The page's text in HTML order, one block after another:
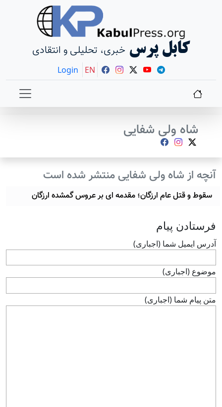
کابل پرس خبری، تحلیلی و انتقادی
Login EN
شاه ولی شفایی
آنچه از شاه ولی شفایی منتشر شده است
سقوط و قتل‌ عام ارزگان؛ مقدمه ای بر عروس گمشده ارزگان
فرستادن پيام
آدرس ايميل شما (اجباری)
موضوع (اجباری)
متن پيام شما (اجباری)